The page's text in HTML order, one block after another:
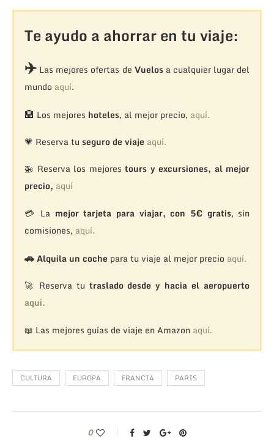
Te ayudo a ahorrar en tu viaje:
✈️Las mejores ofertas de Vuelosa cualquier lugar del
mundo aquí.
🏨 Los mejores hoteles, al mejor precio, aquí.
💗 Reserva tu seguro de viaje aquí.
🚁 Reserva los mejorestours y excursiones, al mejor
precio, aquí
💳 La mejor tarjeta para viajar, con 5€ gratis, sin
comisiones, aquí.
🚗Alquila un coche para tu viaje al mejor precio aquí.
🚀 Reserva tu traslado desde y hacia el aeropuerto
aquí.
📖 Las mejores guías de viaje en Amazon aquí.
CULTURA EUROPA FRANCIA PARIS
0